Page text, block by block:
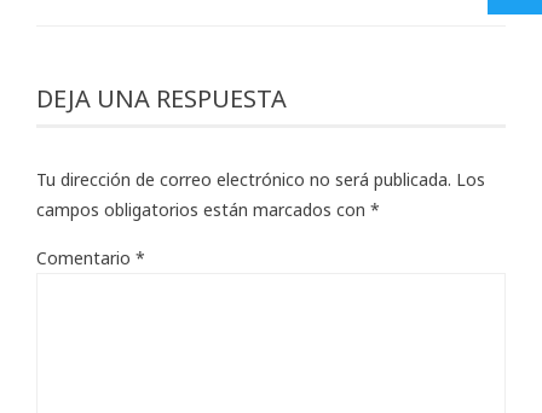
DEJA UNA RESPUESTA
Tu dirección de correo electrónico no será publicada. Los
campos obligatorios están marcados con *
Comentario *